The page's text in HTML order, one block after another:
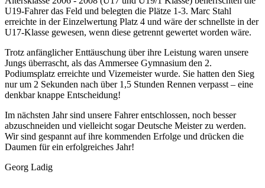
U19-Fahrer das Feld und belegten die Plätze 1-3. Marc Stahl
erreichte in der Einzelwertung Platz 4 und wäre der schnellste in der
U17-Klasse gewesen, wenn diese getrennt gewertet worden wäre.
Trotz anfänglicher Enttäuschung über ihre Leistung waren unsere
Jungs überrascht, als das Ammersee Gymnasium den 2.
Podiumsplatz erreichte und Vizemeister wurde. Sie hatten den Sieg
nur um 2 Sekunden nach über 1,5 Stunden Rennen verpasst – eine
denkbar knappe Entscheidung!
Im nächsten Jahr sind unsere Fahrer entschlossen, noch besser
abzuschneiden und vielleicht sogar Deutsche Meister zu werden.
Wir sind gespannt auf ihre kommenden Erfolge und drücken die
Daumen für ein erfolgreiches Jahr!
Georg Ladig